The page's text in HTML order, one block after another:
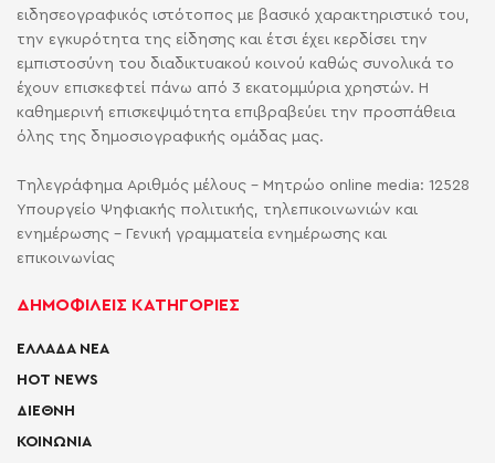
ειδησεογραφικός ιστότοπος με βασικό χαρακτηριστικό του,
την εγκυρότητα της είδησης και έτσι έχει κερδίσει την
εμπιστοσύνη του διαδικτυακού κοινού καθώς συνολικά το
έχουν επισκεφτεί πάνω από 3 εκατομμύρια χρηστών. Η
καθημερινή επισκεψιμότητα επιβραβεύει την προσπάθεια
όλης της δημοσιογραφικής ομάδας μας.
Τηλεγράφημα Αριθμός μέλους - Μητρώο online media: 12528
Υπουργείο Ψηφιακής πολιτικής, τηλεπικοινωνιών και
ενημέρωσης - Γενική γραμματεία ενημέρωσης και
επικοινωνίας
ΔΗΜΟΦΙΛΕΙΣ ΚΑΤΗΓΟΡΙΕΣ
ΕΛΛΑΔΑ ΝΕΑ
HOT NEWS
ΔΙΕΘΝΗ
ΚΟΙΝΩΝΙΑ